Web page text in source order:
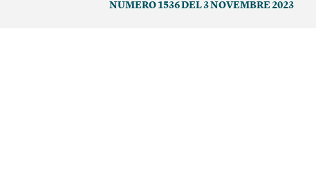
NUMERO 1536 DEL 3 NOVEMBRE 2023